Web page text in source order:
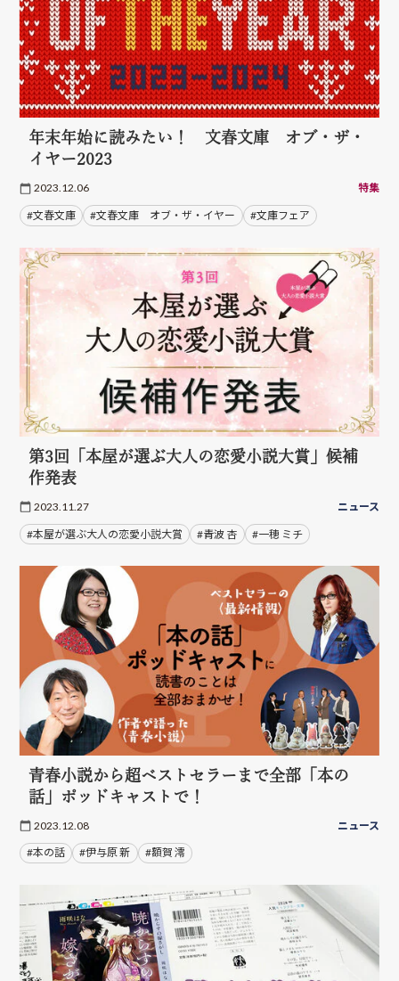
年末年始に読みたい！ 文春文庫 オブ・ザ・
イヤー2023
2023.12.06 特集
#文春文庫 #文春文庫 オブ・ザ・イヤー #文庫フェア
第3回「本屋が選ぶ大人の恋愛小説大賞」候補
作発表
2023.11.27 ニュース
#本屋が選ぶ大人の恋愛小説大賞 #青波 杏 #一穂 ミチ
青春小説から超ベストセラーまで全部「本の
話」ポッドキャストで！
2023.12.08 ニュース
#本の話 #伊与原 新 #額賀 澪